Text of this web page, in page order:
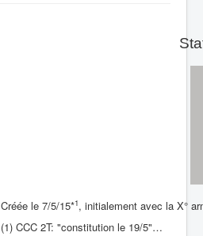
Créée le 7/5/15*1, initialement avec la X°
(1) CCC 2T: "constitution le 19/5"…